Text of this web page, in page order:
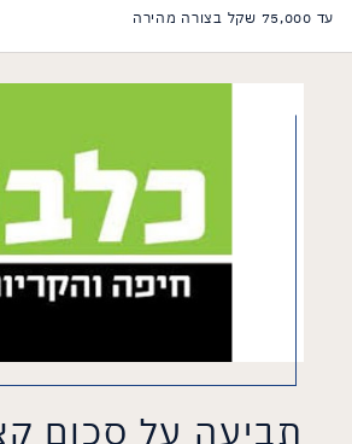
עד 75,000 שקל בצורה מהירה
תביעה על סכום